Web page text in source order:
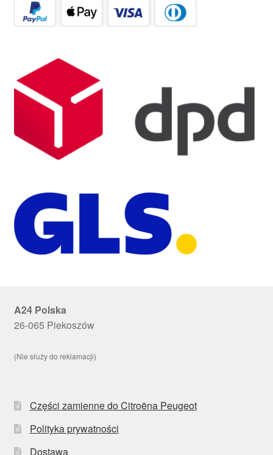
A24 Polska
26-065 Piekoszów
(Nie służy do reklamacji)
Części zamienne do Citroëna Peugeot
Polityka prywatności
Dostawa